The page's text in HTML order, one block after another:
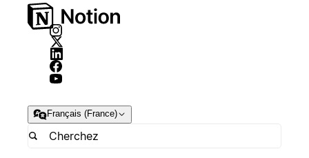
Français (France)